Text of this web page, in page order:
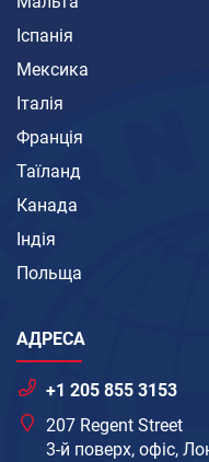
Іспанія
Мексика
Італія
Франція
Таїланд
Канада
Індія
Польща
АДРЕСА
+1 205 855 3153
207 Regent Street
3-й поверх, офіс,